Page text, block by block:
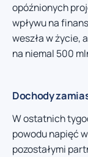
opóźnionych
wpływu na
weszła w życie,
na niemal 500
Dochody
W ostatnich
powodu napięć
pozostałymi